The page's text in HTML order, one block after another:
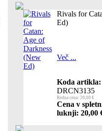
Rivals for
Ed)
Več ...
Koda artikla:
DRCN3135
Redna cena: 20,00 €
Cena v
luknji: 20,00